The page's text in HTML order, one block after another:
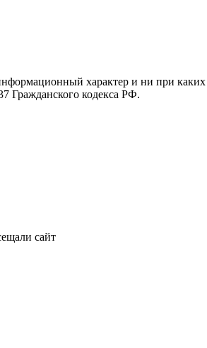
характер и ни при
Гражданского кодекса РФ.
сайт